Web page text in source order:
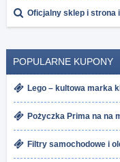
Oficjalny sklep i strona
POPULARNE KUPONY
Lego – kultowa marka
Pożyczka Prima na na
Filtry samochodowe i